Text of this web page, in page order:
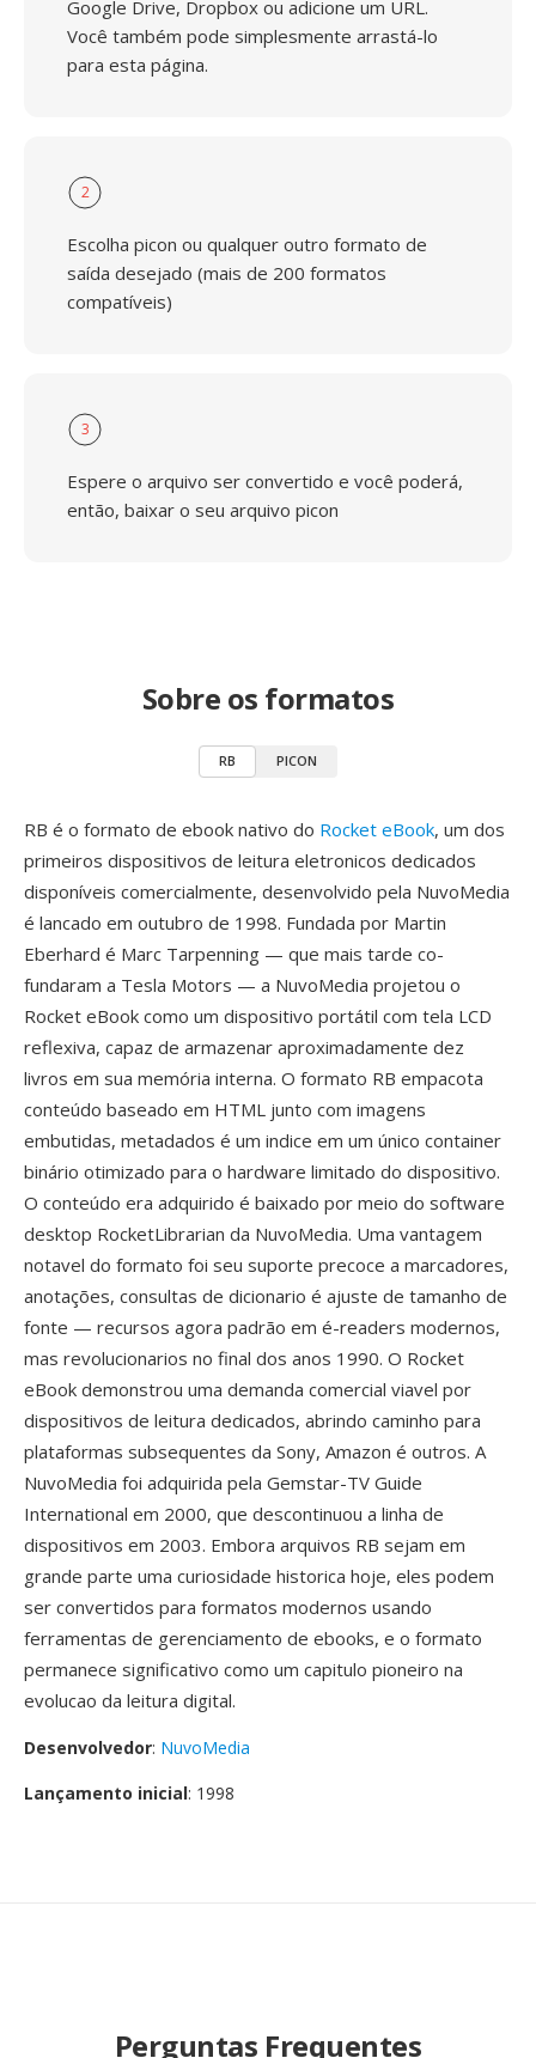
Google Drive, Dropbox ou adicione um URL.
Você também pode simplesmente arrastá-lo
para esta página.
2
Escolha picon ou qualquer outro formato de
saída desejado (mais de 200 formatos
compatíveis)
3
Espere o arquivo ser convertido e você poderá,
então, baixar o seu arquivo picon
Sobre os formatos
RB PICON
RB é o formato de ebook nativo do Rocket eBook, um dos
primeiros dispositivos de leitura eletronicos dedicados
disponíveis comercialmente, desenvolvido pela NuvoMedia
é lancado em outubro de 1998. Fundada por Martin
Eberhard é Marc Tarpenning — que mais tarde co-
fundaram a Tesla Motors — a NuvoMedia projetou o
Rocket eBook como um dispositivo portátil com tela LCD
reflexiva, capaz de armazenar aproximadamente dez
livros em sua memória interna. O formato RB empacota
conteúdo baseado em HTML junto com imagens
embutidas, metadados é um indice em um único container
binário otimizado para o hardware limitado do dispositivo.
O conteúdo era adquirido é baixado por meio do software
desktop RocketLibrarian da NuvoMedia. Uma vantagem
notavel do formato foi seu suporte precoce a marcadores,
anotações, consultas de dicionario é ajuste de tamanho de
fonte — recursos agora padrão em é-readers modernos,
mas revolucionarios no final dos anos 1990. O Rocket
eBook demonstrou uma demanda comercial viavel por
dispositivos de leitura dedicados, abrindo caminho para
plataformas subsequentes da Sony, Amazon é outros. A
NuvoMedia foi adquirida pela Gemstar-TV Guide
International em 2000, que descontinuou a linha de
dispositivos em 2003. Embora arquivos RB sejam em
grande parte uma curiosidade historica hoje, eles podem
ser convertidos para formatos modernos usando
ferramentas de gerenciamento de ebooks, e o formato
permanece significativo como um capitulo pioneiro na
evolucao da leitura digital.
Desenvolvedor: NuvoMedia
Lançamento inicial: 1998
Perguntas Frequentes